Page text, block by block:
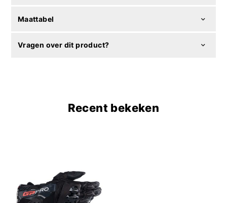
Maattabel
Vragen over dit product?
Recent bekeken